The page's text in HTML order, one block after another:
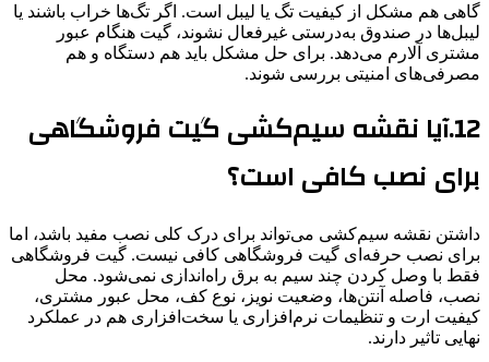
گاهی هم مشکل از کیفیت تگ یا لیبل است. اگر تگ‌ها خراب باشند یا
لیبل‌ها در صندوق به‌درستی غیرفعال نشوند، گیت هنگام عبور
مشتری آلارم می‌دهد. برای حل مشکل باید هم دستگاه و هم
مصرفی‌های امنیتی بررسی شوند.
12.آیا نقشه سیم‌کشی گیت فروشگاهی
برای نصب کافی است؟
داشتن نقشه سیم‌کشی می‌تواند برای درک کلی نصب مفید باشد، اما
برای نصب حرفه‌ای گیت فروشگاهی کافی نیست. گیت فروشگاهی
فقط با وصل کردن چند سیم به برق راه‌اندازی نمی‌شود. محل
نصب، فاصله آنتن‌ها، وضعیت نویز، نوع کف، محل عبور مشتری،
کیفیت ارت و تنظیمات نرم‌افزاری یا سخت‌افزاری هم در عملکرد
نهایی تاثیر دارند.